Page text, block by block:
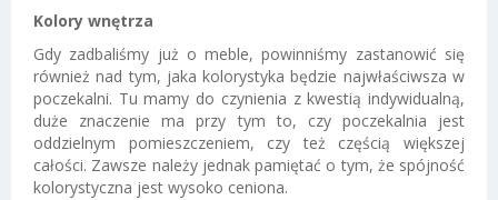
Kolory wnętrza
Gdy zadbaliśmy już o meble, powinniśmy zastanowić się
również nad tym, jaka kolorystyka będzie najwłaściwsza w
poczekalni. Tu mamy do czynienia z kwestią indywidualną,
duże znaczenie ma przy tym to, czy poczekalnia jest
oddzielnym pomieszczeniem, czy też częścią większej
całości. Zawsze należy jednak pamiętać o tym, że spójność
kolorystyczna jest wysoko ceniona.